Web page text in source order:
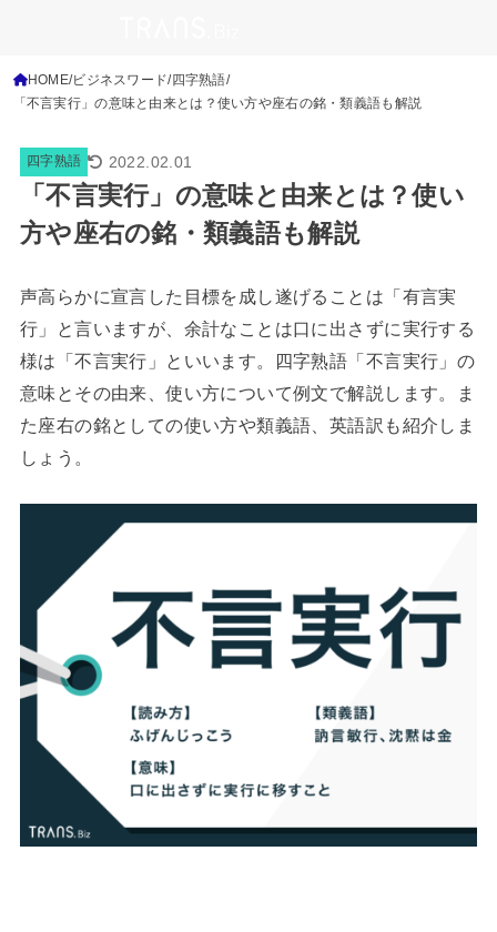
HOME ビジネスワード 四字熟語
「不言実行」の意味と由来とは？使い方や座右の銘・類義語も解説
四字熟語 2022.02.01
「不言実行」の意味と由来とは？使い
方や座右の銘・類義語も解説
声高らかに宣言した目標を成し遂げることは「有言実
行」と言いますが、余計なことは口に出さずに実行する
様は「不言実行」といいます。四字熟語「不言実行」の
意味とその由来、使い方について例文で解説します。ま
た座右の銘としての使い方や類義語、英語訳も紹介しま
しょう。